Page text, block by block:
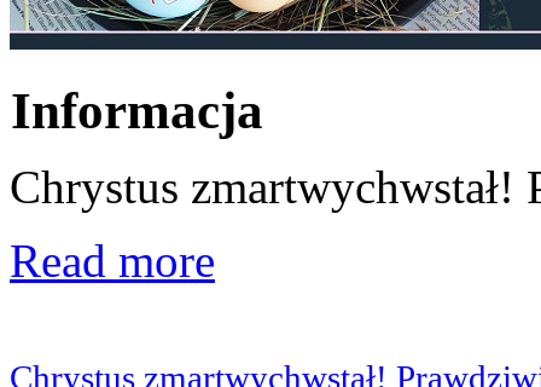
Informacja
Chrystus zmartwychwstał!
Read more
Chrystus zmartwychwstał!